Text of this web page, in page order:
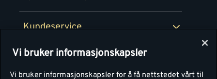
Kundeservice
Montér
Personvern
Vi bruker informasjonskapsler
Vi bruker informasjonskapsler for å få nettstedet vårt til